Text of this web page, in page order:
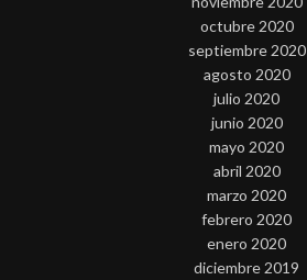
octubre 2020
septiembre 2020
agosto 2020
julio 2020
junio 2020
mayo 2020
abril 2020
marzo 2020
febrero 2020
enero 2020
diciembre 2019